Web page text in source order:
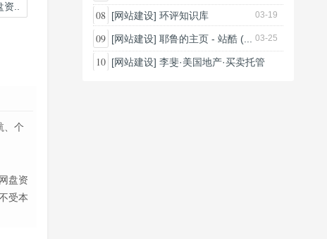
..
、个
盘资
受本
08 [网站建设] 环评知识库 03-19
09 [网站建设] 耶鲁的主页 - 站酷 (... 03-25
10 [网站建设] 李斐·美国地产·买卖托管